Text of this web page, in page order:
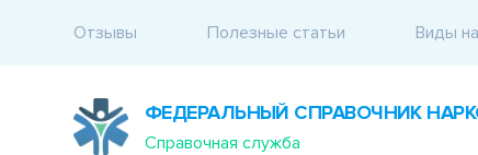
Отзывы Полезные статьи Виды
ФЕДЕРАЛЬНЫЙ СПРАВОЧНИК
Справочная служба